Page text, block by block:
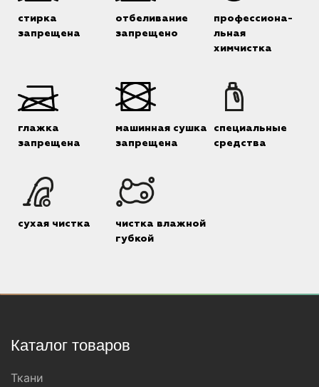
стирка
запрещена
отбеливание
запрещено
профессиона-
льная
химчистка
глажка
запрещена
машинная сушка
запрещена
специальные
средства
сухая чистка
чистка влажной
губкой
Каталог товаров
Ткани